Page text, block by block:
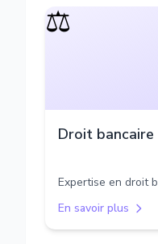
⚖️
Droit
Expertise en droit
En savoir plus